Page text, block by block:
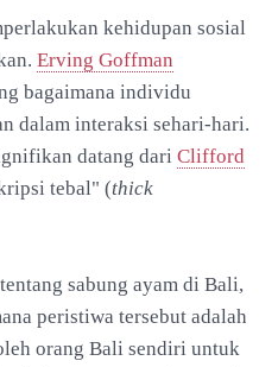
kehidupan sosial
Erving Goffman
bagaimana individu
dalam interaksi sehari-hari.
datang dari Clifford
tebal" (thick
sabung ayam di Bali,
peristiwa tersebut adalah
orang Bali sendiri untuk